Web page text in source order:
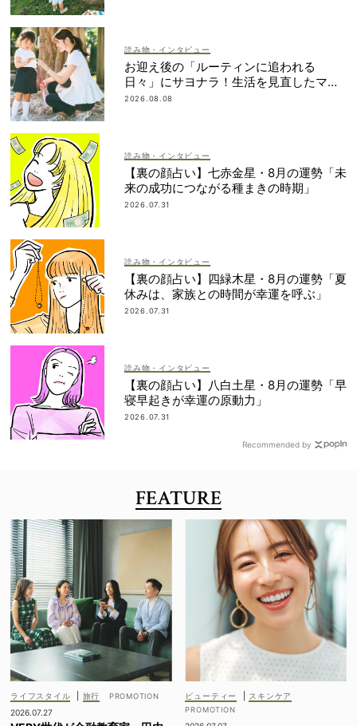
読み物・インタビュー
お迎え後の「ルーティンに追われる
日々」にサヨナラ！生活を見直したママ
の変化とは？
2026.08.08
読み物・インタビュー
【裏の顔占い】七赤金星・8月の運勢「未
来の成功につながる種まきの時期」
2026.07.31
読み物・インタビュー
【裏の顔占い】四緑木星・8月の運勢「夏
休みは、家族との時間が幸運を呼ぶ」
2026.07.31
読み物・インタビュー
【裏の顔占い】八白土星・8月の運勢「早
寝早起きが幸運の原動力」
2026.07.31
Recommended by
FEATURE
ライフスタイル
旅行
2026.07.27
ビューティー スキンケア